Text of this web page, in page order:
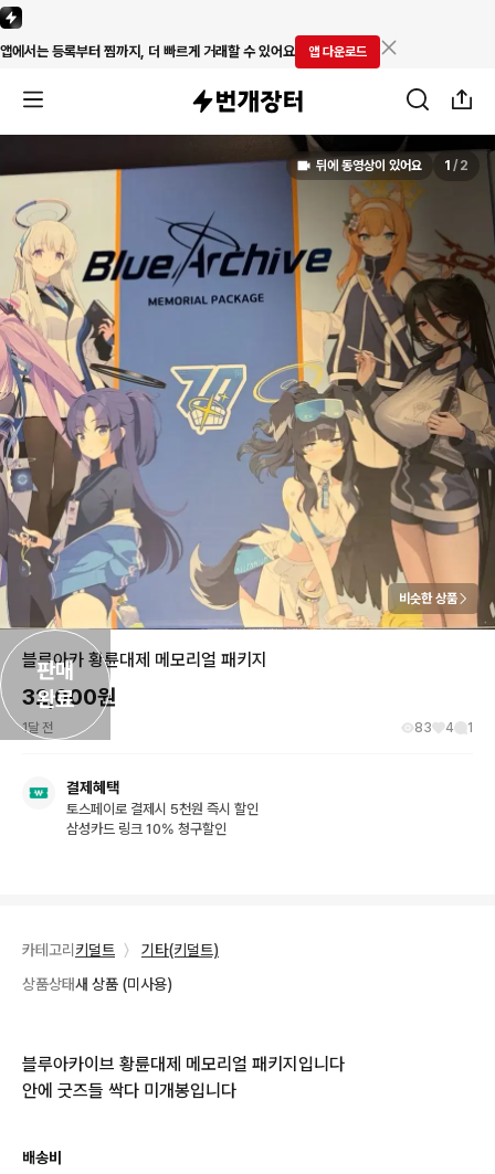
앱에서는 등록부터 찜까지, 더 빠르게 거래할 수 있어요 앱 다운로드
판매
완료
뒤에 동영상이 있어요 1 / 2
비슷한 상품
블루아카 황륜대제 메모리얼 패키지
32,000원
1달 전 83 4 1
결제혜택
토스페이로 결제시 5천원 즉시 할인
삼성카드 링크 10% 청구할인
카테고리 키덜트 〉
기타(키덜트)
상품상태새 상품 (미사용)
블루아카이브 황륜대제 메모리얼 패키지입니다
안에 굿즈들 싹다 미개봉입니다
배송비